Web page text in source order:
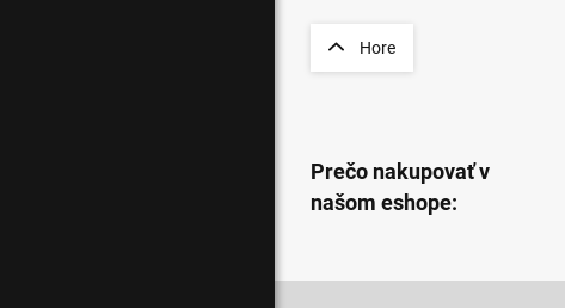
Hore
Prečo nakupovať v
našom eshope: